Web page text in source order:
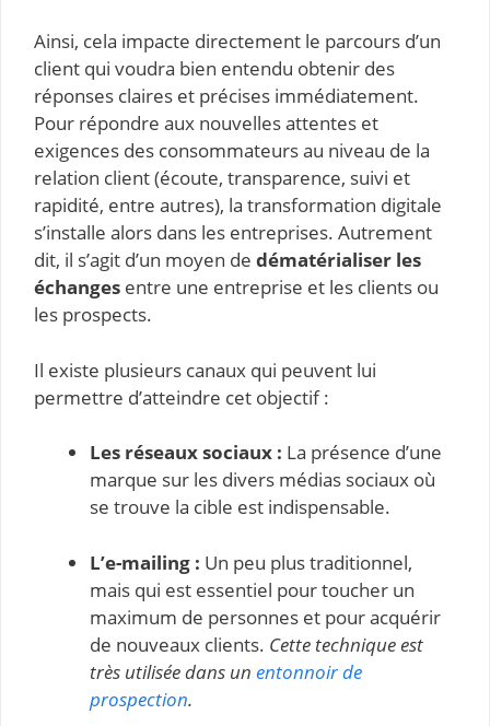
Ainsi, cela impacte directement le parcours d’un
client qui voudra bien entendu obtenir des
réponses claires et précises immédiatement.
Pour répondre aux nouvelles attentes et
exigences des consommateurs au niveau de la
relation client (écoute, transparence, suivi et
rapidité, entre autres), la transformation digitale
s’installe alors dans les entreprises. Autrement
dit, il s’agit d’un moyen de dématérialiser les
échanges entre une entreprise et les clients ou
les prospects.
Il existe plusieurs canaux qui peuvent lui
permettre d’atteindre cet objectif :
Les réseaux sociaux : La présence d’une
marque sur les divers médias sociaux où
se trouve la cible est indispensable.
L’e-mailing : Un peu plus traditionnel,
mais qui est essentiel pour toucher un
maximum de personnes et pour acquérir
de nouveaux clients. Cette technique est
très utilisée dans un entonnoir de
prospection.